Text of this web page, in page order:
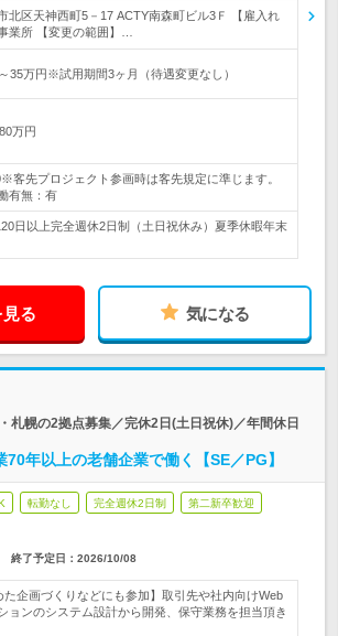
北区天神西町5－17 ACTY南森町ビル3Ｆ 【雇入れ
業所 【変更の範囲】…
35万円※試用期間3ヶ月（待遇変更なし）
万円
客先プロジェクト参画時は客先規定に準じます。
有無：有
日以上完全週休2日制（土日祝休み）夏季休暇年末
る 気になる
札幌の2拠点募集／完休2日(土日祝休)／年間休日
70年以上の老舗企業で働く【SE／PG】
転勤なし 完全週休2日制 第二新卒歓迎
終了予定日： 2026/10/08
た企画づくりなどにも参加】取引先や社内向けWeb
ョンのシステム設計から開発、保守業務を担当頂き